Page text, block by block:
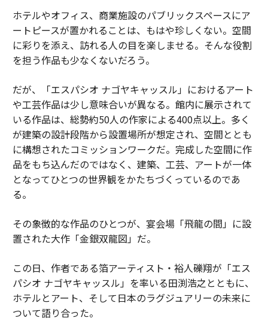
ホテルやオフィス、商業施設のパブリックスペースにア
ートピースが置かれることは、もはや珍しくない。空間
に彩りを添え、訪れる人の目を楽しませる。そんな役割
を担う作品も少なくないだろう。
だが、「エスパシオ ナゴヤキャッスル」におけるアート
や工芸作品は少し意味合いが異なる。館内に展示されて
いる作品は、総勢約50人の作家による400点以上。多く
が建築の設計段階から設置場所が想定され、空間ととも
に構想されたコミッションワークだ。完成した空間に作
品をもち込んだのではなく、建築、工芸、アートが一体
となってひとつの世界観をかたちづくっているのであ
る。
その象徴的な作品のひとつが、宴会場「飛龍の間」に設
置された大作「金銀双龍図」だ。
この日、作者である箔アーティスト・裕人礫翔が「エス
パシオ ナゴヤキャッスル」を率いる田渕浩之とともに、
ホテルとアート、そして日本のラグジュアリーの未来に
ついて語り合った。